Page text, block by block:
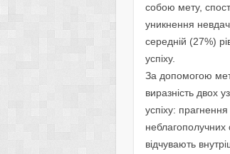
собою мету,
уникнення
середнiй (27%)
успiху.
За допомогою
виразнiсть двох
успiху:
вiдчувають